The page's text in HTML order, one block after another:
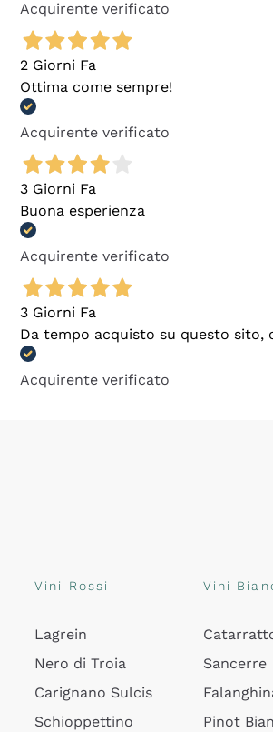
Acquirente verificato
2 Giorni Fa
Ottima come sempre!
Acquirente verificato
3 Giorni Fa
Buona esperienza
Acquirente verificato
3 Giorni Fa
Da tempo acquisto su questo sito,
Acquirente verificato
Vini Rossi
Lagrein
Nero di Troia
Carignano Sulcis
Schioppettino
Vini
Sancerre
Pinot